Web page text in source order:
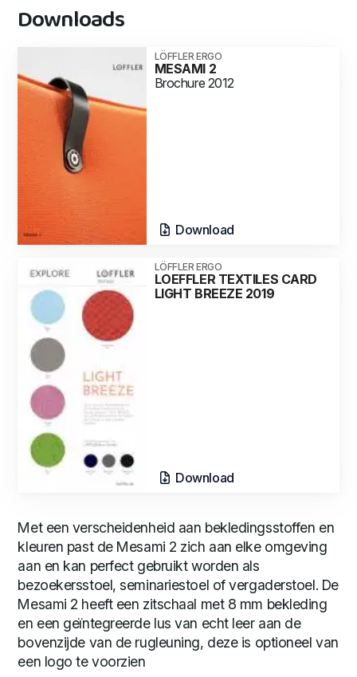
Downloads
LÖFFLER ERGO
MESAMI 2
Brochure 2012
Download
LÖFFLER ERGO
LOEFFLER TEXTILES CARD
LIGHT BREEZE 2019
Download
Met een verscheidenheid aan bekledingsstoffen en
kleuren past de Mesami 2 zich aan elke omgeving
aan en kan perfect gebruikt worden als
bezoekersstoel, seminariestoel of vergaderstoel. De
Mesami 2 heeft een zitschaal met 8 mm bekleding
en een geïntegreerde lus van echt leer aan de
bovenzijde van de rugleuning, deze is optioneel van
een logo te voorzien